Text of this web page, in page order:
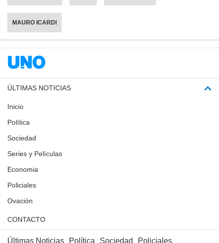
MAURO ICARDI
ÚLTIMAS NOTICIAS
Inicio
Política
Sociedad
Series y Películas
Economia
Policiales
Ovación
CONTACTO
Últimas Noticias Política Sociedad Policiales